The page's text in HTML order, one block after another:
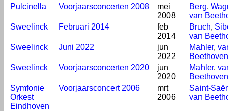
Pulcinella
Voorjaarsconcerten 2008
mei
2008
Berg,
van
Sweelinck
Februari 2014
feb
2014
Bruch,
van
Sweelinck
Juni 2022
jun
2022
Mahler,
Beethoven
Sweelinck
Voorjaarsconcerten 2020
jun
2020
Mahler,
Beethoven
Symfonie
Orkest
Eindhoven
Voorjaarsconcert 2006
mrt
2006
Saint-
van